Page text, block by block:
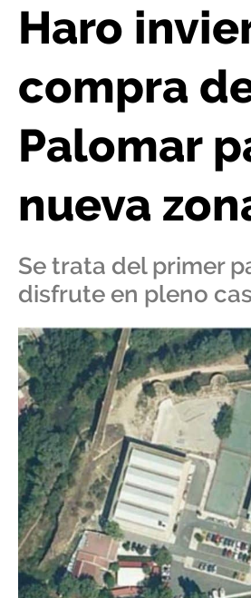
Haro
compra
Palomar
nueva
Se trata del primer
disfrute en pleno